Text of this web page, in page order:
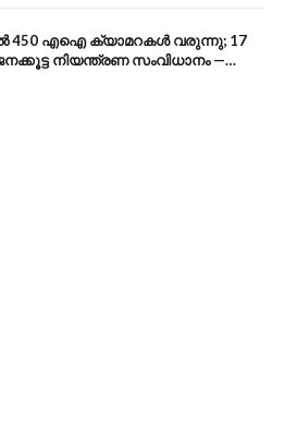
450 എഐ ക്യാമറകൾ വരുന്നു; 17
നിയന്ത്രണ സംവിധാനം —
പമ്പ വരെ